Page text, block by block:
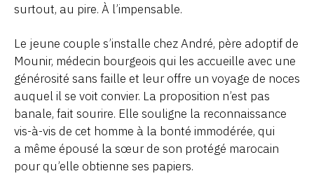
surtout, au pire. À l’impensable.
Le jeune couple s’installe chez André, père adoptif de
Mounir, médecin bourgeois qui les accueille avec une
générosité sans faille et leur offre un voyage de noces
auquel il se voit convier. La proposition n’est pas
banale, fait sourire. Elle souligne la reconnaissance
vis-à-vis de cet homme à la bonté immodérée, qui
a même épousé la sœur de son protégé marocain
pour qu’elle obtienne ses papiers.